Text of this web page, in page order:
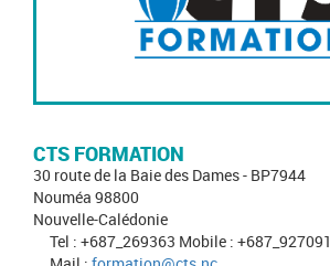
CTS FORMATION
30 route de la Baie des Dames - BP7944
Nouméa 98800
Nouvelle-Calédonie
Tel : +687_269363 Mobile : +687_927091